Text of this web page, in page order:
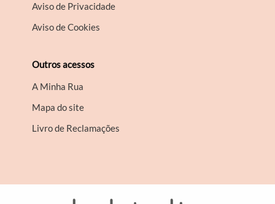
Aviso de Privacidade
Aviso de Cookies
Outros acessos
A Minha Rua
Mapa do site
Livro de Reclamações